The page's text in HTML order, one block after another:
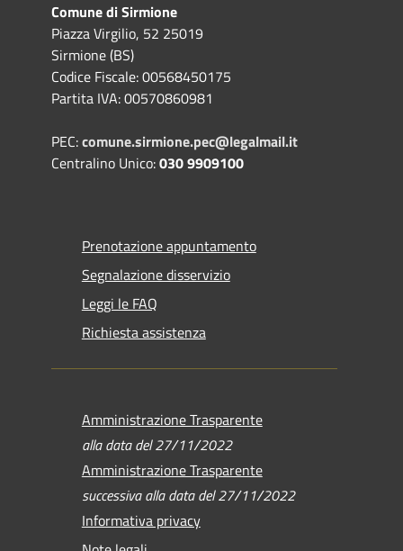
Comune di Sirmione
Piazza Virgilio, 52 25019
Sirmione (BS)
Codice Fiscale: 00568450175
Partita IVA: 00570860981
PEC:comune.sirmione.pec@legalmail.it
Centralino Unico:030 9909100
Prenotazione appuntamento
Segnalazione disservizio
Leggi le FAQ
Richiesta assistenza
Amministrazione Trasparente
alla data del 27/11/2022
Amministrazione Trasparente
successiva alla data del 27/11/2022
Informativa privacy